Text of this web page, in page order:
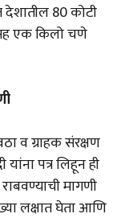
देशातील 80 कोटी
एक किलो चणे
व ग्राहक संरक्षण
पत्र लिहून ही
मागणी
लक्षात घेता आणि